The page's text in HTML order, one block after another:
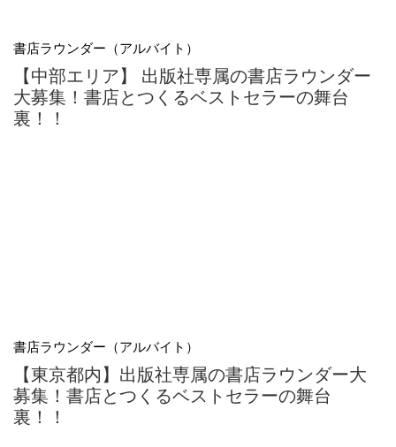
書店ラウンダー（アルバイト）
【中部エリア】 出版社専属の書店ラウンダー
大募集！書店とつくるベストセラーの舞台
裏！！
書店ラウンダー（アルバイト）
【東京都内】出版社専属の書店ラウンダー大
募集！書店とつくるベストセラーの舞台
裏！！